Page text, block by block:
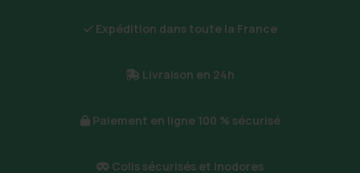
Expédition dans toute la France
Livraison en 24h
Paiement en ligne 100 % sécurisé
Colis sécurisés et inodores